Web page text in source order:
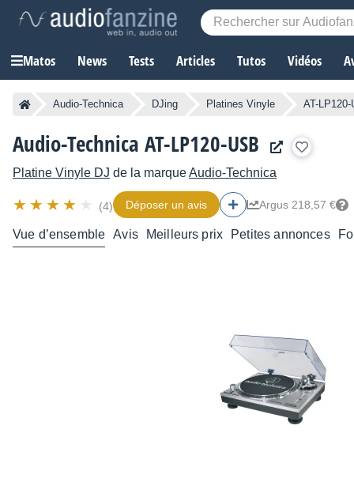
Matos News Tests Articles Tutos Vidéos
Audio-Technica DJing Platines Vinyle AT-LP120-
Audio-Technica AT-LP120-USB
Platine Vinyle DJ de la marqueAudio-Technica
(4) Déposer un avis Argus 218,57 €
Vue d’ensemble Avis Meilleurs prix Petites annonces